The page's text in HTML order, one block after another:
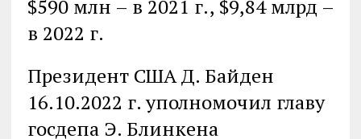
$590 млн – в 2021 г., $9,84 млрд –
в 2022 г.
Президент США Д. Байден
16.10.2022 г. уполномочил главу
госдепа Э. Блинкена